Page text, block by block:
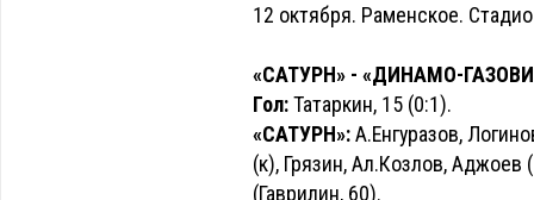
12 октября. Раменское.
«САТУРН» - «ДИНАМО-
Гол:Татаркин, 15 (0:1).
«САТУРН»:А.Енгуразов,
(к), Грязин, Ал.Козлов, Аджоев
(Гаврилин, 60).